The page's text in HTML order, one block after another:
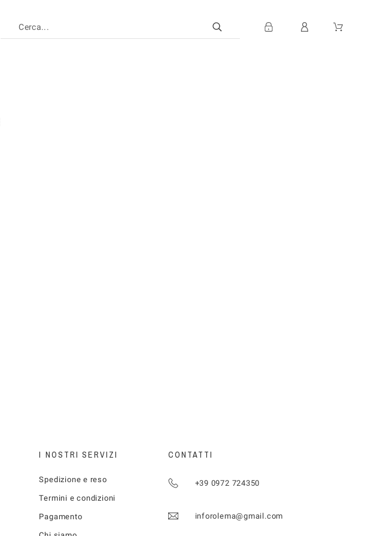
I NOSTRI SERVIZI
Spedizione e reso
Termini e condizioni
Pagamento
CONTATTI
+39 0972 724350
inforolema@gmail.com